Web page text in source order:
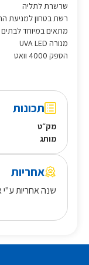
שרשרת לתליה
רשת בטחון למניעת
מתאים במיוחד לבתים
מנורה UVA LED
הספק 4000 וואט
תכונות
מק״ט
מותג
אחריות
שנה אחריות